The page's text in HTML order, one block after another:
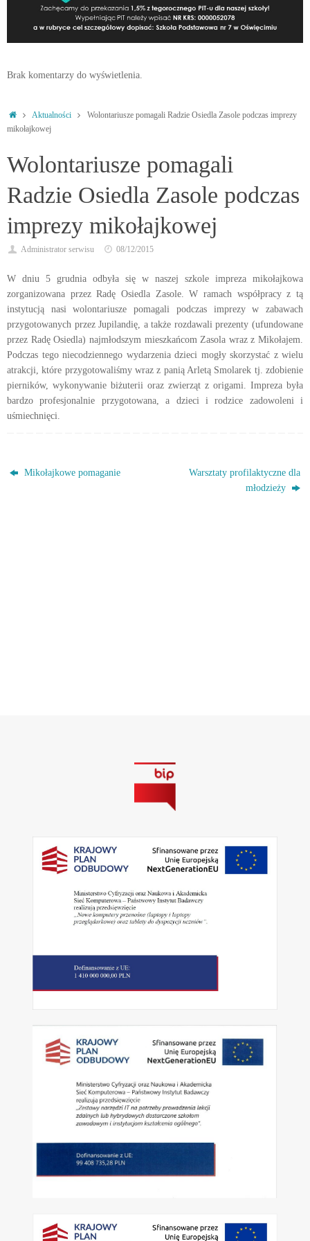
Brak komentarzy do wyświetlenia.
Strona
główna
Aktualności
Wolontariusze pomagali Radzie Osiedla Zasole podczas imprezy
mikołajkowej
Wolontariusze pomagali
Radzie Osiedla Zasole podczas
imprezy mikołajkowej
Administrator serwisu 08/12/2015
W dniu 5 grudnia odbyła się w naszej szkole impreza mikołajkowa
zorganizowana przez Radę Osiedla Zasole. W ramach współpracy z tą
instytucją nasi wolontariusze pomagali podczas imprezy w zabawach
przygotowanych przez Jupilandię, a także rozdawali prezenty (ufundowane
przez Radę Osiedla) najmłodszym mieszkańcom Zasola wraz z Mikołajem.
Podczas tego niecodziennego wydarzenia dzieci mogły skorzystać z wielu
atrakcji, które przygotowaliśmy wraz z panią Arletą Smolarek tj. zdobienie
pierników, wykonywanie biżuterii oraz zwierząt z origami. Impreza była
bardzo profesjonalnie przygotowana, a dzieci i rodzice zadowoleni i
uśmiechnięci.
Mikołajkowe pomaganie
Warsztaty profilaktyczne dla
młodzieży